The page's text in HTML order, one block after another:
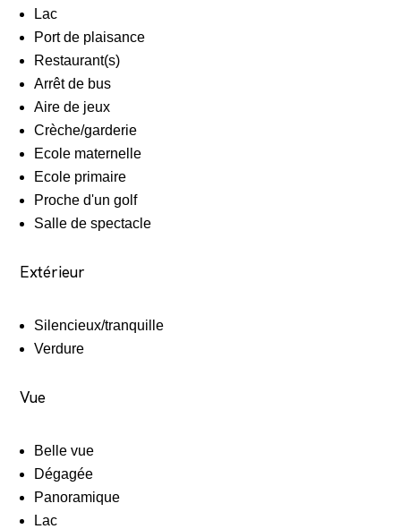
Lac
Port de plaisance
Restaurant(s)
Arrêt de bus
Aire de jeux
Crèche/garderie
Ecole maternelle
Ecole primaire
Proche d'un golf
Salle de spectacle
Extérieur
Silencieux/tranquille
Verdure
Vue
Belle vue
Dégagée
Panoramique
Lac